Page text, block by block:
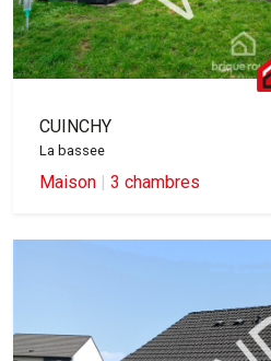
CUINCHY
La bassee
Maison | 3 chambres